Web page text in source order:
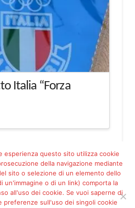
Italia “Forza
Facebook
Pinterest
esperienza questo sito utilizza cookie
della navigazione mediante
sito o selezione di un elemento dello
un'immagine o di un link) comporta la
all'uso dei cookie. Se vuoi saperne di
preferenze sull'uso dei singoli cookie